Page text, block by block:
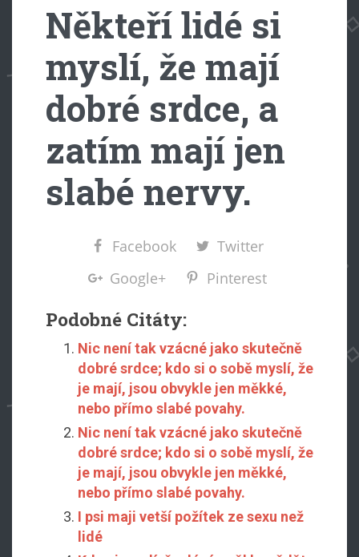
Někteří lidé si
myslí, že mají
dobré srdce, a
zatím mají jen
slabé nervy.
Facebook
Twitter
Google+
Pinterest
Podobné Citáty:
Nic není tak vzácné jako skutečně
dobré srdce; kdo si o sobě myslí, že
je mají, jsou obvykle jen měkké,
nebo přímo slabé povahy.
Nic není tak vzácné jako skutečně
dobré srdce; kdo si o sobě myslí, že
je mají, jsou obvykle jen měkké,
nebo přímo slabé povahy.
I psi maji vetší požítek ze sexu než
lidé